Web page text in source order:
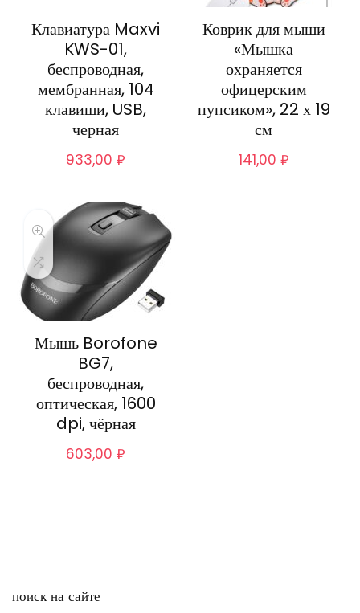
Клавиатура Maxvi
KWS-01,
беспроводная,
мембранная, 104
клавиши, USB,
черная
933,00₽
Коврик для мыши
«Мышка
охраняется
офицерским
пупсиком», 22 х 19
см
141,00 ₽
Мышь Borofone
BG7,
беспроводная,
оптическая, 1600
dpi, чёрная
603,00₽
поиск на сайте